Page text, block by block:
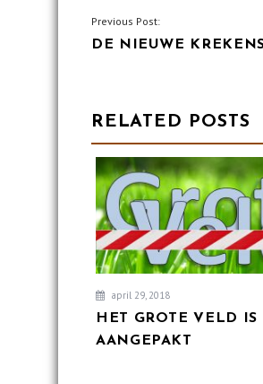
BERICHT
NAVIGATIE
Previous Post:
DE NIEUWE
RELATED POSTS
april 29, 2018
HET GROTE VELD IS
AANGEPAKT